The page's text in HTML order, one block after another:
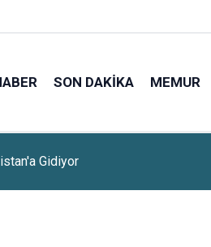
SON DAKIKA MEMUR
Başladı